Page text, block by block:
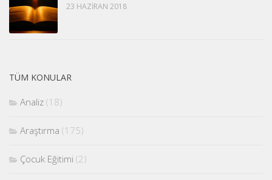
23 HAZIRAN 2018
TÜM KONULAR
Analiz (18)
Araştırma (175)
Çocuk Eğitimi (2)